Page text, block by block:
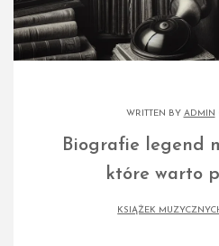
WRITTEN BY ADMIN
Biografie legend
które warto
KSIĄŻEK